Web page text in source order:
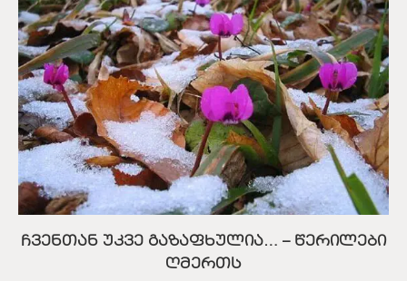
ჩვენთან უკვე გაზაფხულია… – წერილები
ღმერთს